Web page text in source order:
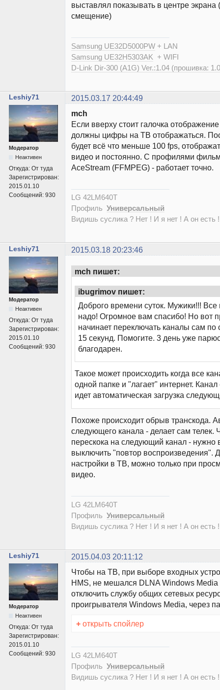
выставлял показывать в центре экрана
смещение)
Samsung UE32D5000PW + LAN
Samsung UE32H5303AK + WIFI
D-Link Dir-300 (A1G) Ver.:1.04 (прошивка:
Leshiy71 2015.03.17 20:44:49
Модератор
Неактивен
Откуда: От туда
Зарегистрирован:
2015.01.10
Сообщений: 930
mch
Если вверху стоит галочка
должны цифры на ТВ отображаться.
будет всё что меньше 100 fps,
видео и постоянно. С профилями
AceStream (FFMPEG) - работает точно.
LG 42LM640T
Профиль Универсальный
Видишь суслика ? Нет ! И я нет ! А он есть
Leshiy71 2015.03.18 20:23:46
Модератор
Неактивен
Откуда: От туда
Зарегистрирован:
2015.01.10
Сообщений: 930
mch пишет:
ibugrimov пишет:
Доброго времени суток. Мужики!!! Все
надо! Огромное вам спасибо! Но вот
начинает переключать каналы сам
15 секунд. Помогите. 3 день уже
благодарен.
Такое может происходить когда все
одной папке и "лагает" интернет.
идет автоматическая загрузка
Похоже происходит обрыв транскода.
следующего канала - делает сам телек.
перескока на следующий канал - нужно
выключить "повтор воспроизведения".
настройки в ТВ, можно только при
видео.
LG 42LM640T
Профиль Универсальный
Видишь суслика ? Нет ! И я нет ! А он есть
Leshiy71 2015.04.03 20:11:12
Модератор
Неактивен
Откуда: От туда
Зарегистрирован:
2015.01.10
Сообщений: 930
Чтобы на ТВ, при выборе входных
HMS, не мешался DLNA Windows
отключить службу общих сетевых
проигрывателя Windows Media, через
+ открыть спойлер
LG 42LM640T
Профиль Универсальный
Видишь суслика ? Нет ! И я нет ! А он есть